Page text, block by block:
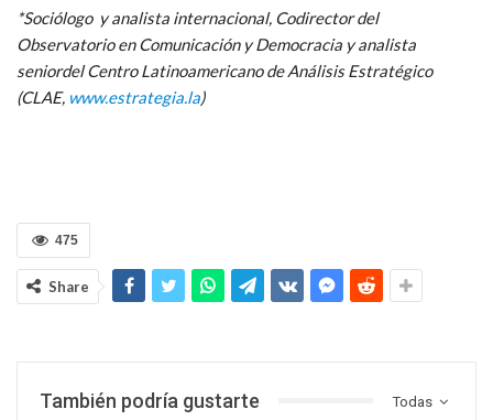
*Sociólogo y analista internacional, Codirector del
Observatorio en Comunicación y Democracia y analista
seniordel Centro Latinoamericano de Análisis Estratégico
(CLAE, www.estrategia.la)
475
Share
Todas
También podría gustarte